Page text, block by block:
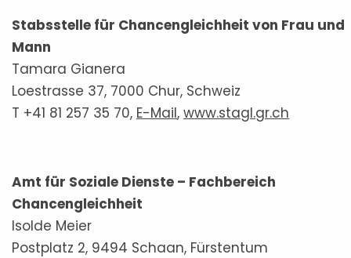
Stabsstelle für Chancengleichheit von Frau und
Mann
Tamara Gianera
Loestrasse 37, 7000 Chur, Schweiz
T +41 81 257 35 70, E-Mail, www.stagl.gr.ch
Amt für Soziale Dienste – Fachbereich
Chancengleichheit
Isolde Meier
Postplatz 2, 9494 Schaan, Fürstentum